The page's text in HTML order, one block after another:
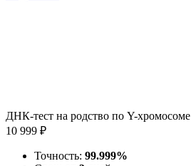
ДНК-тест на родство по Y-хромосоме
10 999 ₽
Точность: 99.999%